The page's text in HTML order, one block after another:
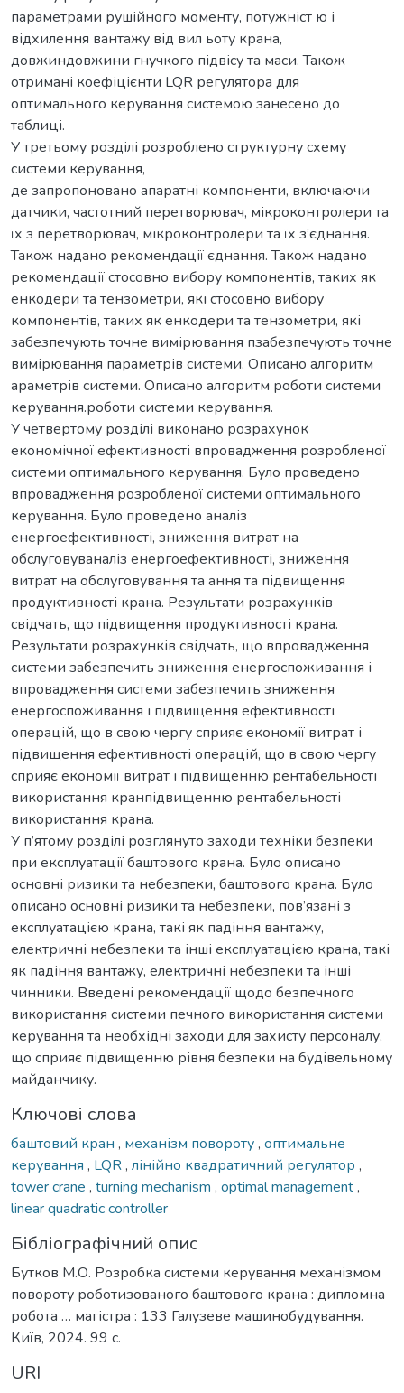
параметрами рушійного моменту, потужніст ю і
відхилення вантажу від вил ьоту крана,
довжиндовжини гнучкого підвісу та маси. Також
отримані коефіцієнти LQR регулятора для
оптимального керування системою занесено до
таблиці.
У третьому розділі розроблено структурну схему
системи керування,
де запропоновано апаратні компоненти, включаючи
датчики, частотний перетворювач, мікроконтролери та
їх з перетворювач, мікроконтролери та їх з’єднання.
Також надано рекомендації єднання. Також надано
рекомендації стосовно вибору компонентів, таких як
енкодери та тензометри, які стосовно вибору
компонентів, таких як енкодери та тензометри, які
забезпечують точне вимірювання пзабезпечують точне
вимірювання параметрів системи. Описано алгоритм
араметрів системи. Описано алгоритм роботи системи
керування.роботи системи керування.
У четвертому розділі виконано розрахунок
економічної ефективності впровадження розробленої
системи оптимального керування. Було проведено
впровадження розробленої системи оптимального
керування. Було проведено аналіз
енергоефективності, зниження витрат на
обслуговуваналіз енергоефективності, зниження
витрат на обслуговування та ання та підвищення
продуктивності крана. Результати розрахунків
свідчать, що підвищення продуктивності крана.
Результати розрахунків свідчать, що впровадження
системи забезпечить зниження енергоспоживання і
впровадження системи забезпечить зниження
енергоспоживання і підвищення ефективності
операцій, що в свою чергу сприяє економії витрат і
підвищення ефективності операцій, що в свою чергу
сприяє економії витрат і підвищенню рентабельності
використання кранпідвищенню рентабельності
використання крана.
У п’ятому розділі розглянуто заходи техніки безпеки
при експлуатації баштового крана. Було описано
основні ризики та небезпеки, баштового крана. Було
описано основні ризики та небезпеки, пов’язані з
експлуатацією крана, такі як падіння вантажу,
електричні небезпеки та інші експлуатацією крана, такі
як падіння вантажу, електричні небезпеки та інші
чинники. Введені рекомендації щодо безпечного
використання системи печного використання системи
керування та необхідні заходи для захисту персоналу,
що сприяє підвищенню рівня безпеки на будівельному
майданчику.
Ключові слова
баштовий кран , механізм повороту, оптимальне
керування , LQR, лінійно квадратичний регулятор ,
tower crane , turning mechanism , optimal management,
linear quadratic controller
Бібліографічний опис
Бутков М.О. Розробка системи керування механізмом
повороту роботизованого баштового крана : дипломна
робота … магістра : 133 Галузеве машинобудування.
Київ, 2024. 99 с.
URI